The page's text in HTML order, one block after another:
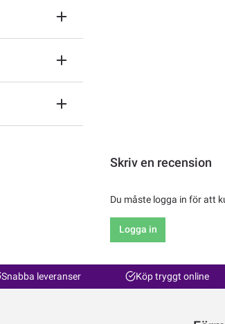
Skriv en recension
Du måste logga in för att
Logga in
Snabba leveranser Köp tryggt online